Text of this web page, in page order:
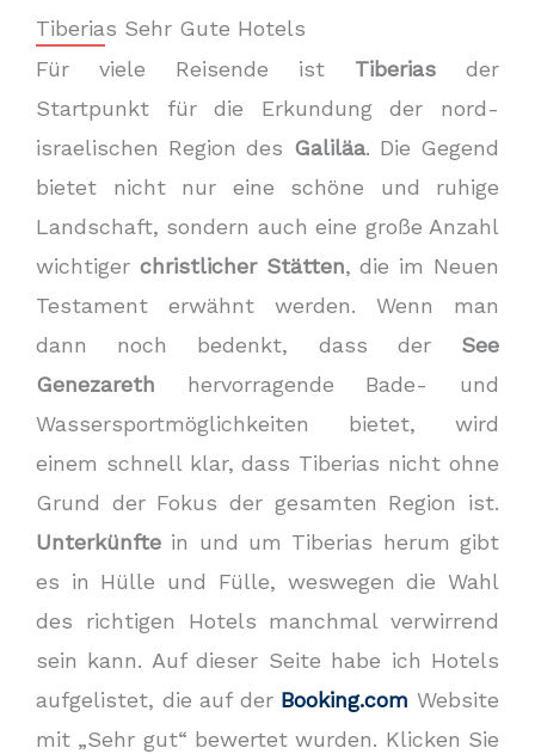
Tiberias Sehr Gute Hotels
Für viele Reisende ist Tiberias der
Startpunkt für die Erkundung der nord-
israelischen Region des Galiläa. Die Gegend
bietet nicht nur eine schöne und ruhige
Landschaft, sondern auch eine große Anzahl
wichtiger christlicher Stätten, die im Neuen
Testament erwähnt werden. Wenn man
dann noch bedenkt, dass der See
Genezareth hervorragende Bade- und
Wassersportmöglichkeiten bietet, wird
einem schnell klar, dass Tiberias nicht ohne
Grund der Fokus der gesamten Region ist.
Unterkünfte in und um Tiberias herum gibt
es in Hülle und Fülle, weswegen die Wahl
des richtigen Hotels manchmal verwirrend
sein kann. Auf dieser Seite habe ich Hotels
aufgelistet, die auf der Booking.com Website
mit „Sehr gut“ bewertet wurden. Klicken Sie